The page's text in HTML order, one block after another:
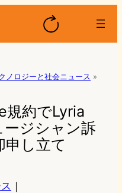
ノロジーと社会ニュース »
規約でLyria
ジシャン訴
し立て
｜